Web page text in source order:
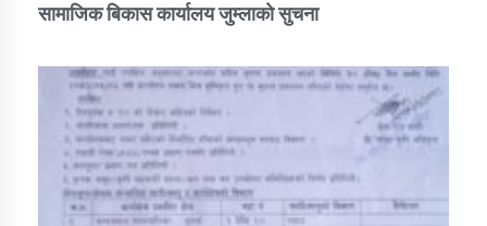
सामाजिक बिकास कार्यालय जुम्लाकाे सुचना